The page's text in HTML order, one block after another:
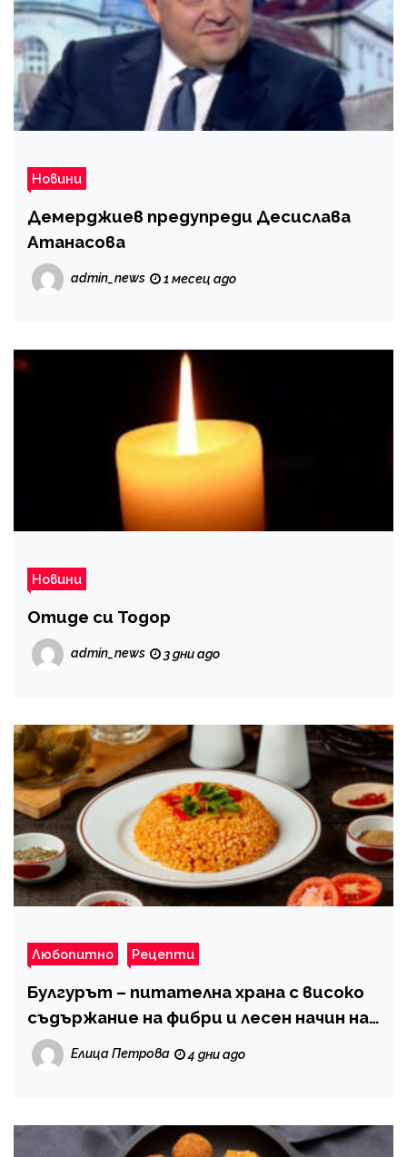
Новини
Демерджиев предупреди Десислава
Атанасова
admin_news 1 месец ago
Новини
Отиде си Тодор
admin_news 3 дни ago
Любопитно Рецепти
Булгурът – питателна храна с високо
съдържание на фибри и лесен начин на
приготвяне
Елица Петрова 4 дни ago